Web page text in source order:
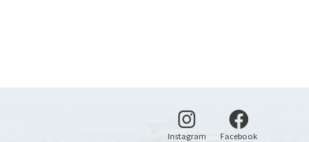
Instagram 別ウィンドウで開く
Facebook別ウィンドウ